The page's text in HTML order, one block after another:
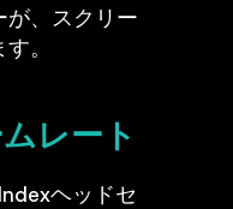
が、スクリー
。
レート
ヘッドセ